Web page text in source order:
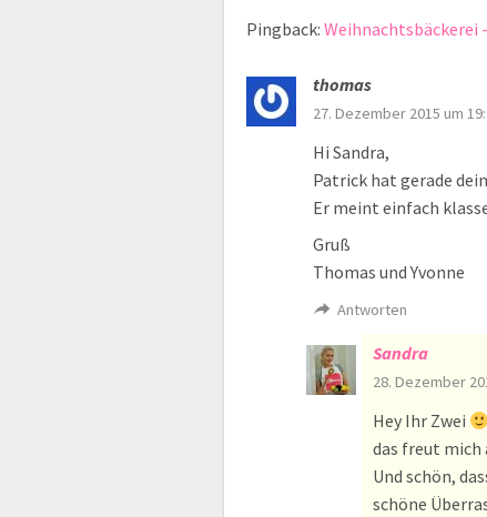
Pingback: Weihnachtsbäckerei
thomas
27. Dezember 2015 um
Hi Sandra,
Patrick hat gerade
Er meint einfach
Gruß
Thomas und Yvonne
Antworten
Sandra
28. Dezember
Hey Ihr Zwei
das freut mich
Und schön,
schöne